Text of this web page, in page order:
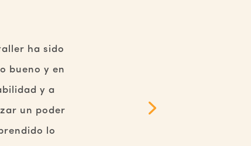
ha sido
bueno y en
y a
un poder
lo